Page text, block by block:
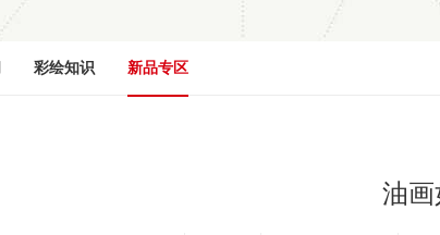
彩绘知识 新品专区
油